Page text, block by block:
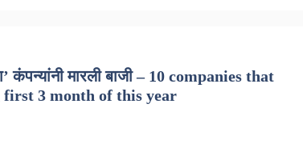
कंपन्यांनी मारली बाजी – 10 companies that
3 month of this year